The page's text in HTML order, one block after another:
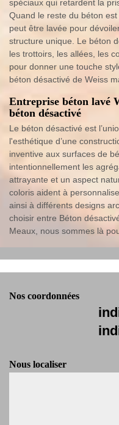
spéciaux qui retardent la
Quand le reste du béton
peut être lavée pour
structure unique. Le béton
les trottoirs, les allées, les
pour donner une touche
béton désactivé de Weiss
Entreprise béton lavé
béton désactivé
Le béton désactivé est
l'esthétique d’une
inventive aux surfaces de
intentionnellement les
attrayante et un aspect
coloris aident à
ainsi à différents designs
choisir entre Béton
Meaux, nous sommes là
Nos coordonnées
Nous localiser